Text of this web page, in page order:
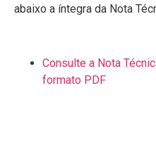
abaixo a íntegra da Nota
Consulte a Nota
formato PDF